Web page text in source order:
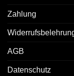
Zahlung
AGB
Datenschutz